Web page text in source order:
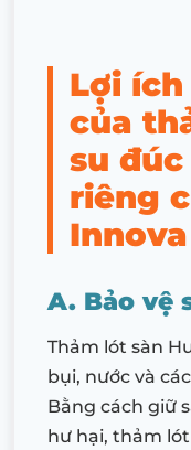
Lợi
của
su
riêng
Innova
A. Bảo vệ
Thảm lót sàn
bụi, nước và
Bằng cách giữ
hư hại, thảm